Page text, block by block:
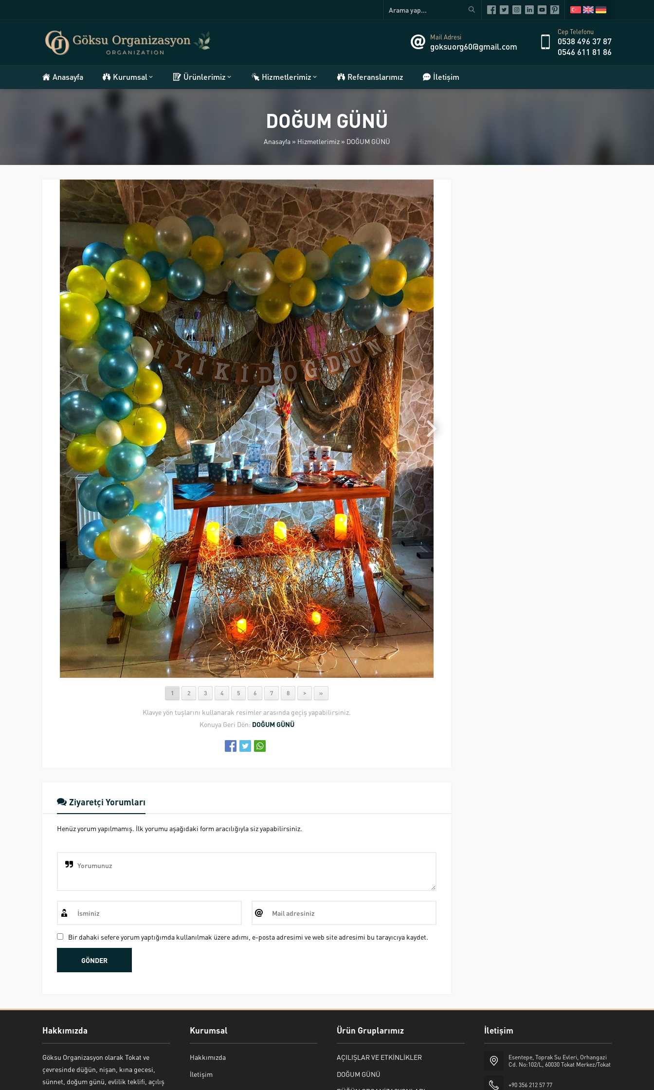
Mail Adresi
goksuorg60@gmail.com
Cep Telefonu
0538 496 37 87
0546 611 81 86
Anasayfa Kurumsal Ürünlerimiz Hizmetlerimiz Referanslarımız İletişim
DOĞUM GÜNÜ
Anasayfa » Hizmetlerimiz » DOĞUM GÜNÜ
1 2 3 4 5 6 7 8 > »
Klavye yön tuşlarını kullanarak resimler arasında geçiş yapabilirsiniz.
Konuya Geri Dön: DOĞUM GÜNÜ
Ziyaretçi Yorumları
Henüz yorum yapılmamış. İlk yorumu aşağıdaki form aracılığıyla siz yapabilirsiniz.
Bir dahaki sefere yorum yaptığımda kullanılmak üzere adımı, e-posta adresimi ve web site adresimi bu tarayıcıya kaydet.
Hakkımızda
Göksu Organizasyon olarak Tokat ve
çevresinde düğün, nişan, kına gecesi,
sünnet, doğum günü, evlilik teklifi, açılış
Kurumsal
Hakkımızda
İletişim
Ürün Gruplarımız
AÇILIŞLAR VE ETKİNLİKLER
DOĞUM GÜNÜ
İletişim
Esentepe, Toprak Su Evleri, Orhangazi
Cd. No:102/L, 60030 Tokat Merkez/Tokat
+90 356 212 57 77
Bekir Kiper